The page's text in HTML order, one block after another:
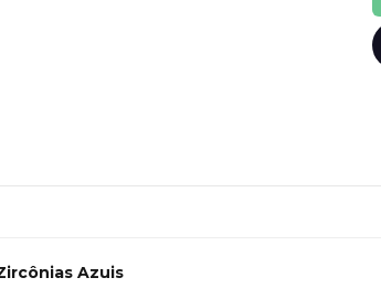
Azuis